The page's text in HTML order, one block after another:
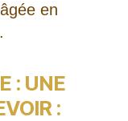
en
: UNE
: